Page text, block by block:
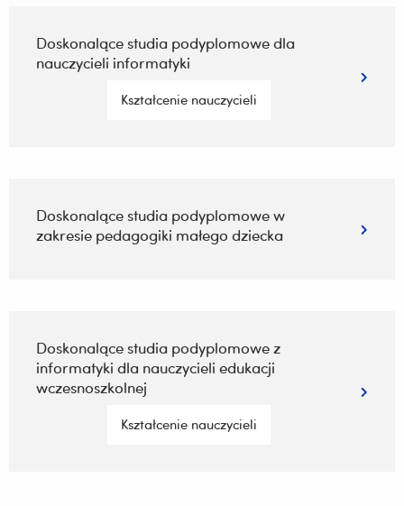
Doskonalące studia podyplomowe dla
nauczycieli informatyki
Kształcenie nauczycieli
Doskonalące studia podyplomowe w
zakresie pedagogiki małego dziecka
Doskonalące studia podyplomowe z
informatyki dla nauczycieli edukacji
wczesnoszkolnej
Kształcenie nauczycieli